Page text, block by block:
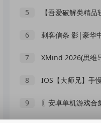
5 【吾爱破解类精品软件合集
6 刺客信条 影|豪华
7 XMind 2026(思维导图
8 IOS【大师兄】手
9 〖安卓单机游戏合集